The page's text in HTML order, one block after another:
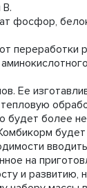
фосфор,
переработки
Ее
будет более
на
и развитию,